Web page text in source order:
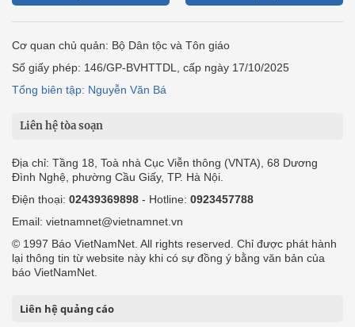
Cơ quan chủ quản: Bộ Dân tộc và Tôn giáo
Số giấy phép: 146/GP-BVHTTDL, cấp ngày 17/10/2025
Tổng biên tập: Nguyễn Văn Bá
Liên hệ tòa soạn
Địa chỉ: Tầng 18, Toà nhà Cục Viễn thông (VNTA), 68 Dương
Đình Nghệ, phường Cầu Giấy, TP. Hà Nội.
Điện thoại: 02439369898 - Hotline: 0923457788
Email: vietnamnet@vietnamnet.vn
© 1997 Báo VietNamNet. All rights reserved. Chỉ được phát hành
lại thông tin từ website này khi có sự đồng ý bằng văn bản của
báo VietNamNet.
Liên hệ quảng cáo